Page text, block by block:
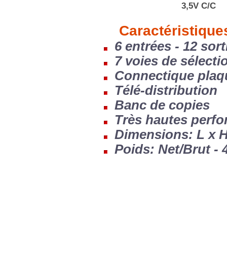
3,5V C/C
6 entrées - 12
7 voies de
Connectique
Télé-distribution
Banc de copies
Très hautes
Dimensions: L x
Poids: Net/Brut -